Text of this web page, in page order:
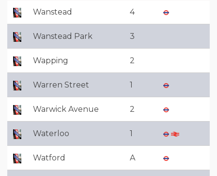
Wanstead 4
Wanstead Park 3
Wapping 2
Warren Street 1
Warwick Avenue 2
Waterloo 1
Watford A